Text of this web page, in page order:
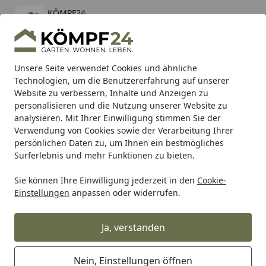
Unsere Seite verwendet Cookies und ähnliche
Technologien, um die Benutzererfahrung auf unserer
Website zu verbessern, Inhalte und Anzeigen zu
personalisieren und die Nutzung unserer Website zu
analysieren. Mit Ihrer Einwilligung stimmen Sie der
Verwendung von Cookies sowie der Verarbeitung Ihrer
persönlichen Daten zu, um Ihnen ein bestmögliches
Surferlebnis und mehr Funktionen zu bieten.
Sie können Ihre Einwilligung jederzeit in den Cookie-
Einstellungen anpassen oder widerrufen.
Ja, verstanden
Nein, Einstellungen öffnen
KÖMPF24
kostenlos - Im App Store
Hotline
Alle Produkte
Mein Konto
Suchen
Karibu Pools inkl. gratis Sandfilteranlage & Pool-
Starterset (Gesamtwert bis 468,99€)
Startseite
Grill Weber HALTERUNG KLAPPTISCH RECHTS GENESIS B/
Weber HALTERUNG KLAPPTISCH
RECHTS GENESIS B/C (90210)